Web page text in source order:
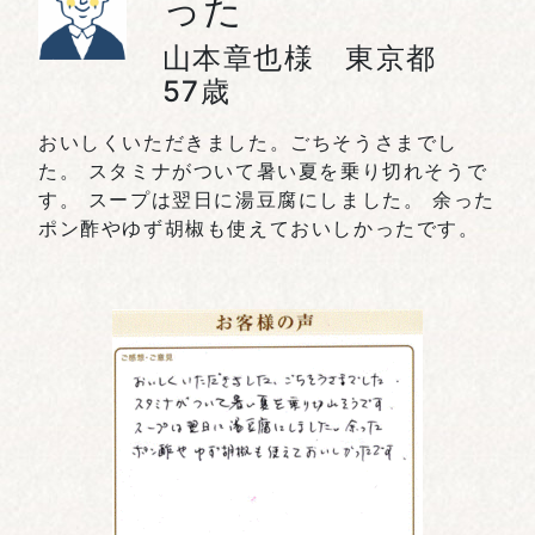
山本章也様 東京都
57歳
おいしくいただきました。ごちそうさまでし
た。 スタミナがついて暑い夏を乗り切れそうで
す。 スープは翌日に湯豆腐にしました。 余った
ポン酢やゆず胡椒も使えておいしかったです。